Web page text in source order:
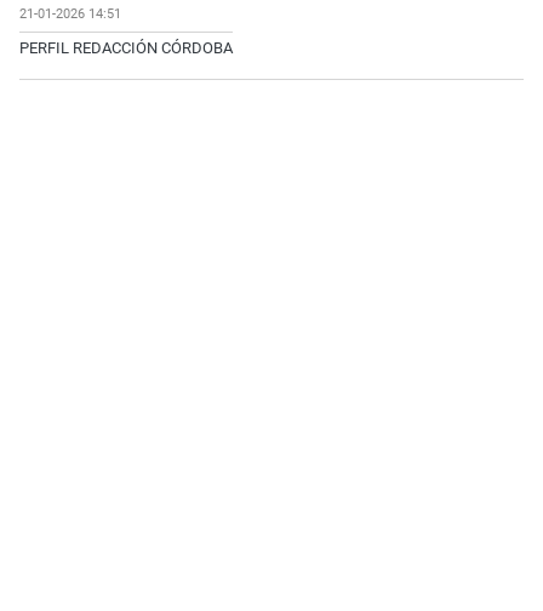
21-01-2026 14:51
PERFIL REDACCIÓN CÓRDOBA